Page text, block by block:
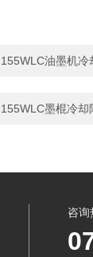
油墨机冷
墨棍冷却
咨询